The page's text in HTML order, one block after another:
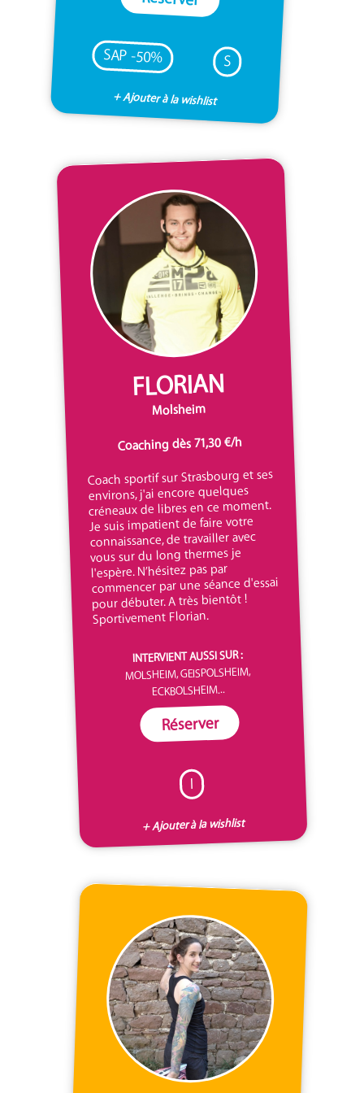
SAP -50% S
+ Ajouter à la wishlist
FLORIAN
Molsheim
Coaching dès 71,30 €/h
Coach sportif sur Strasbourg et ses
environs, j'ai encore quelques
créneaux de libres en ce moment.
Je suis impatient de faire votre
connaissance, de travailler avec
vous sur du long thermes je
l'espère. N’hésitez pas par
commencer par une séance d'essai
pour débuter. A très bientôt !
Sportivement Florian.
INTERVIENT AUSSI SUR :
MOLSHEIM, GEISPOLSHEIM,
ECKBOLSHEIM...
Réserver
I
+ Ajouter à la wishlist